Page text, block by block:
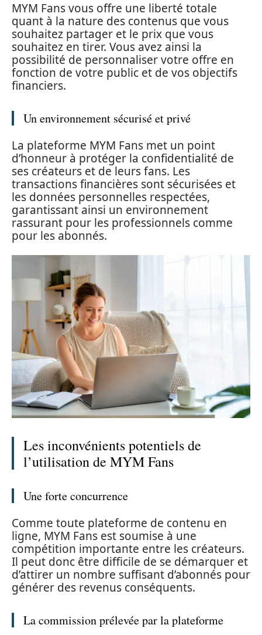
MYM Fans vous offre une liberté totale
quant à la nature des contenus que vous
souhaitez partager et le prix que vous
souhaitez en tirer. Vous avez ainsi la
possibilité de personnaliser votre offre en
fonction de votre public et de vos objectifs
financiers.
Un environnement sécurisé et privé
La plateforme MYM Fans met un point
d’honneur à protéger la confidentialité de
ses créateurs et de leurs fans. Les
transactions financières sont sécurisées et
les données personnelles respectées,
garantissant ainsi un environnement
rassurant pour les professionnels comme
pour les abonnés.
Les inconvénients potentiels de
l’utilisation de MYM Fans
Une forte concurrence
Comme toute plateforme de contenu en
ligne, MYM Fans est soumise à une
compétition importante entre les créateurs.
Il peut donc être difficile de se démarquer et
d’attirer un nombre suffisant d’abonnés pour
générer des revenus conséquents.
La commission prélevée par la plateforme